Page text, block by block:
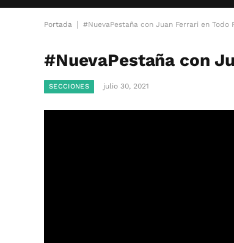
Portada #NuevaPestaña con Juan Ferrari en Todo
#NuevaPestaña con
SECCIONES julio 30, 2021